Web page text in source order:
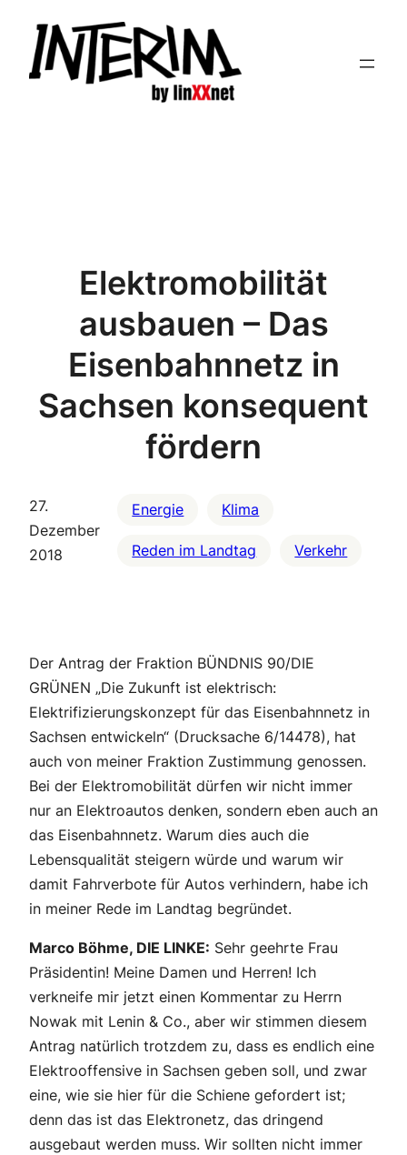
Inhalt
springen
Elektromobilität
ausbauen – Das
Eisenbahnnetz in
Sachsen konsequent
fördern
27.
Dezember
2018
Energie Klima
Reden im Landtag Verkehr
Der Antrag der Fraktion BÜNDNIS 90/DIE
GRÜNEN „Die Zukunft ist elektrisch:
Elektrifizierungskonzept für das Eisenbahnnetz in
Sachsen entwickeln“ (Drucksache 6/14478), hat
auch von meiner Fraktion Zustimmung genossen.
Bei der Elektromobilität dürfen wir nicht immer
nur an Elektroautos denken, sondern eben auch an
das Eisenbahnnetz. Warum dies auch die
Lebensqualität steigern würde und warum wir
damit Fahrverbote für Autos verhindern, habe ich
in meiner Rede im Landtag begründet.
Marco Böhme, DIE LINKE: Sehr geehrte Frau
Präsidentin! Meine Damen und Herren! Ich
verkneife mir jetzt einen Kommentar zu Herrn
Nowak mit Lenin & Co., aber wir stimmen diesem
Antrag natürlich trotzdem zu, dass es endlich eine
Elektrooffensive in Sachsen geben soll, und zwar
eine, wie sie hier für die Schiene gefordert ist;
denn das ist das Elektronetz, das dringend
ausgebaut werden muss. Wir sollten nicht immer